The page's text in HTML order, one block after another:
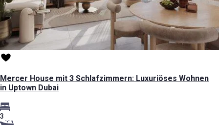
Mercer House mit 3 Schlafzimmern: Luxuriöses Wohnen
in Uptown Dubai
3